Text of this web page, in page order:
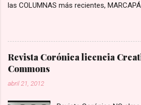
las COLUMNAS más recientes,
publicaciones POPULARES,
aleatorias, lo más RECIENTE y SUMARIO
columnas, entrevistas, notas de la
periodismo cultural
Ensayo Reflexiones, opinión, filosofía,
https://ensayo.revistacoronica.com/
Revista Corónica licencia
Commons
abril 21, 2012